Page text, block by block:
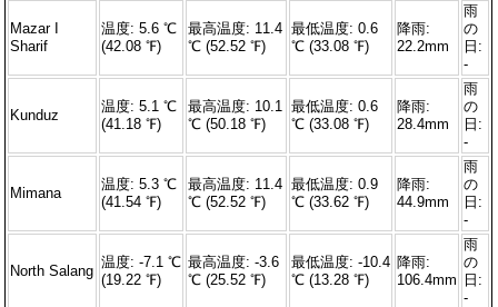
Mazar I
Sharif
温度: 5.6 ℃
(42.08 ℉)
最高温度: 11.4
℃ (52.52 ℉)
最低温度: 0.6
℃ (33.08 ℉)
降雨:
22.2mm
雨
の
日:
-
Kunduz
温度: 5.1 ℃
(41.18 ℉)
最高温度: 10.1
℃ (50.18 ℉)
最低温度: 0.6
℃ (33.08 ℉)
降雨:
28.4mm
雨
の
日:
-
Mimana
温度: 5.3 ℃
(41.54 ℉)
最高温度: 11.4
℃ (52.52 ℉)
最低温度: 0.9
℃ (33.62 ℉)
降雨:
44.9mm
雨
の
日:
-
North Salang
温度: -7.1 ℃
(19.22 ℉)
最高温度: -3.6
℃ (25.52 ℉)
最低温度: -10.4
℃ (13.28 ℉)
降雨:
106.4mm
雨
の
日:
-